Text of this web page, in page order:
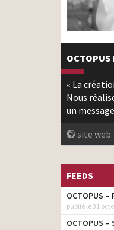
OCTOPUS
« La
Nous
un
site web
FEEDS
OCTOPUS
publié le 31
OCTOPUS –